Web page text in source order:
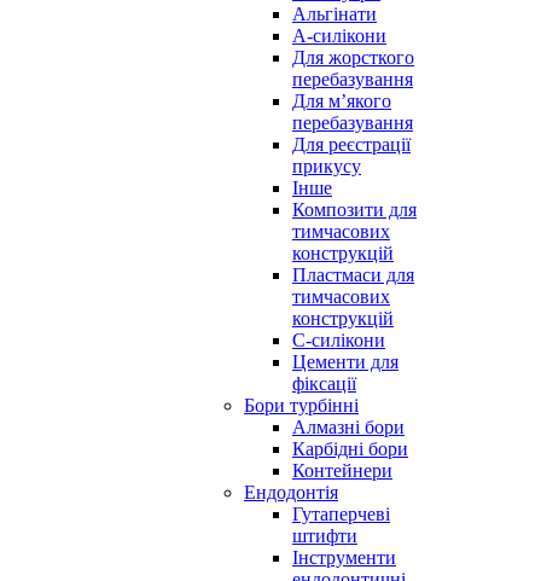
Альгінати
А-силікони
Для жорсткого
перебазування
Для м’якого
перебазування
Для реєстрації
прикусу
Інше
Композити для
тимчасових
конструкцій
Пластмаси для
тимчасових
конструкцій
С-силікони
Цементи для
фіксації
Бори турбінні
Алмазні бори
Карбідні бори
Контейнери
Ендодонтія
Гутаперчеві
штифти
Інструменти